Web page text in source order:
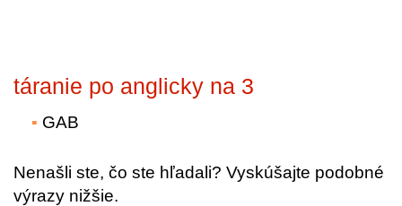
táranie po anglicky na 3
GAB
Nenašli ste, čo ste hľadali? Vyskúšajte podobné
výrazy nižšie.